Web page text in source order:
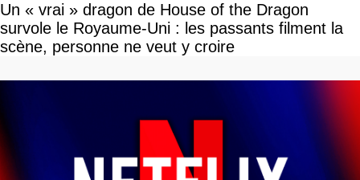
Un « vrai » dragon de House of the Dragon
survole le Royaume-Uni : les passants filment la
scène, personne ne veut y croire